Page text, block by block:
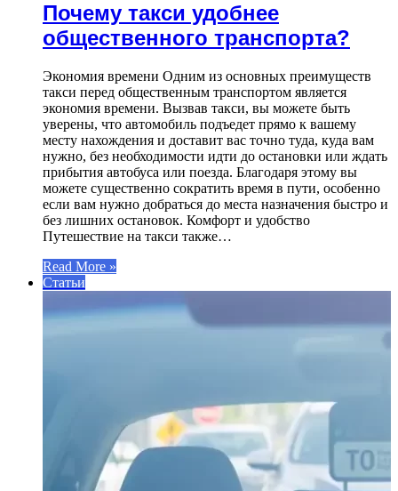
Почему такси удобнее
общественного транспорта?
Экономия времени Одним из основных преимуществ
такси перед общественным транспортом является
экономия времени. Вызвав такси, вы можете быть
уверены, что автомобиль подъедет прямо к вашему
месту нахождения и доставит вас точно туда, куда вам
нужно, без необходимости идти до остановки или ждать
прибытия автобуса или поезда. Благодаря этому вы
можете существенно сократить время в пути, особенно
если вам нужно добраться до места назначения быстро и
без лишних остановок. Комфорт и удобство
Путешествие на такси также…
Read More »
Статьи